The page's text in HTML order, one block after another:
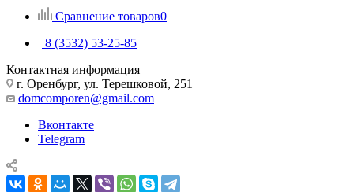
Сравнение товаров0
8 (3532) 53-25-85
Контактная информация
г. Оренбург, ул. Терешковой, 251
domcomporen@gmail.com
Вконтакте
Telegram